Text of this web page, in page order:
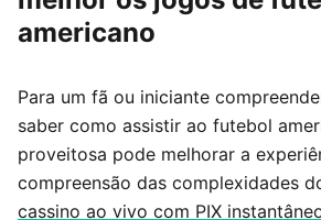
americano
Para um fã ou iniciante
saber como assistir ao futebol
proveitosa pode melhorar a
compreensão das complexidades
cassino ao vivo com PIX